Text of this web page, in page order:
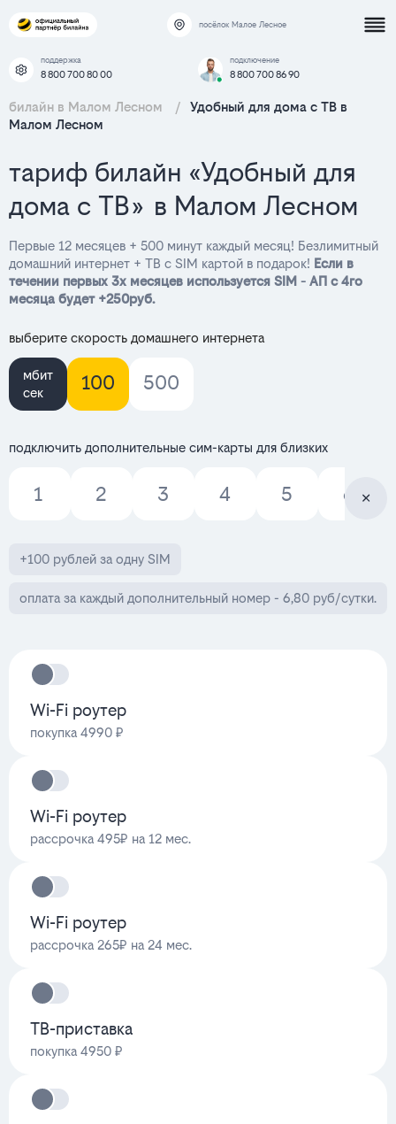
посёлок Малое Лесное
поддержка
8 800 700 80 00
подключение
8 800 700 86 90
билайн в Малом Лесном /
Удобный для дома с ТВ в
Малом Лесном
тариф билайн «Удобный для
дома с ТВ» в Малом Лесном
Первые 12 месяцев + 500 минут каждый месяц! Безлимитный
домашний интернет + ТВ с SIM картой в подарок! Если в
течении первых 3х месяцев используется SIM - АП с 4го
месяца будет +250руб.
выберите скорость домашнего интернета
мбит
сек
100 500
подключить дополнительные сим-карты для близких
1 2 3 4 5 6
+100 рублей за одну SIM
оплата за каждый дополнительный номер - 6,80 руб/сутки.
Wi-Fi роутер
покупка 4990 ₽
Wi-Fi роутер
рассрочка 495₽ на 12 мес.
Wi-Fi роутер
рассрочка 265₽ на 24 мес.
ТВ-приставка
покупка 4950 ₽